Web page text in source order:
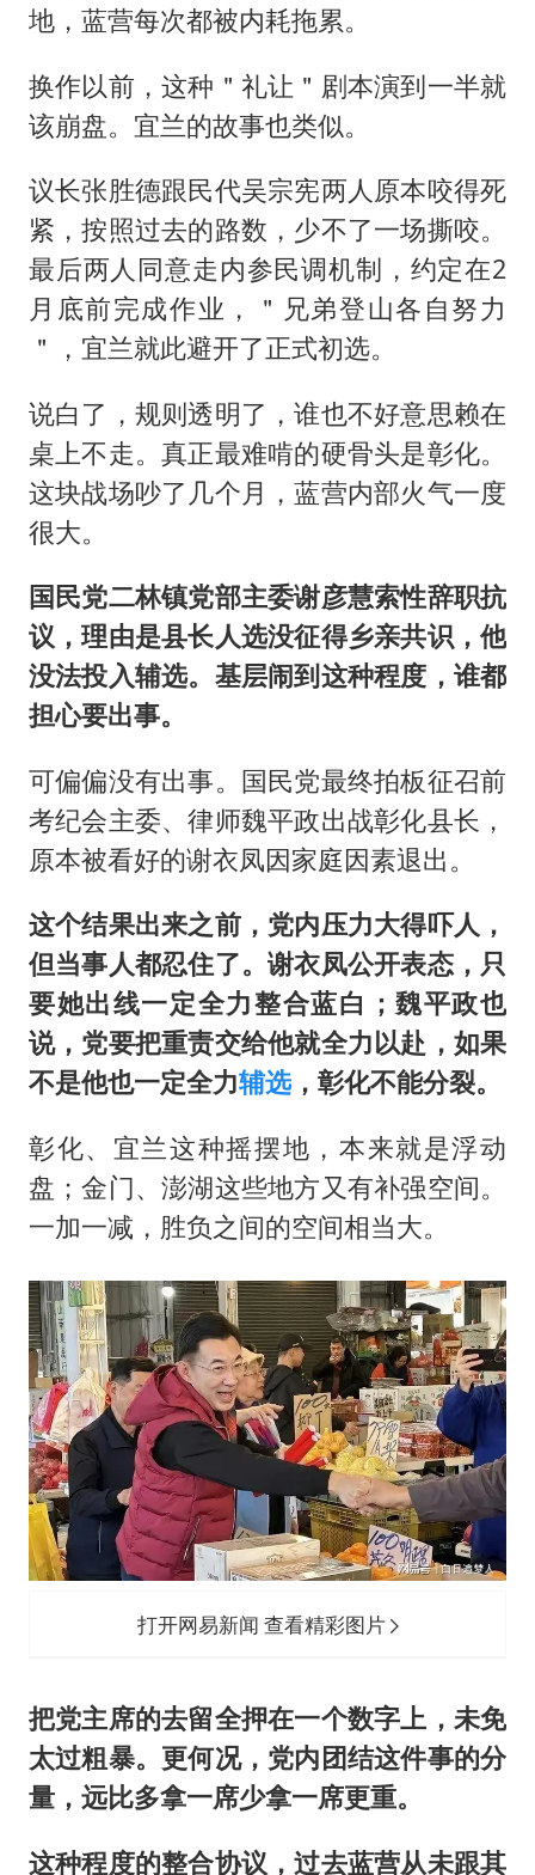
地，蓝营每次都被内耗拖累。
换作以前，这种＂礼让＂剧本演到一半就
该崩盘。宜兰的故事也类似。
议长张胜德跟民代吴宗宪两人原本咬得死
紧，按照过去的路数，少不了一场撕咬。
最后两人同意走内参民调机制，约定在2
月底前完成作业，＂兄弟登山各自努力
＂，宜兰就此避开了正式初选。
说白了，规则透明了，谁也不好意思赖在
桌上不走。真正最难啃的硬骨头是彰化。
这块战场吵了几个月，蓝营内部火气一度
很大。
国民党二林镇党部主委谢彦慧索性辞职抗
议，理由是县长人选没征得乡亲共识，他
没法投入辅选。基层闹到这种程度，谁都
担心要出事。
可偏偏没有出事。国民党最终拍板征召前
考纪会主委、律师魏平政出战彰化县长，
原本被看好的谢衣凤因家庭因素退出。
这个结果出来之前，党内压力大得吓人，
但当事人都忍住了。谢衣凤公开表态，只
要她出线一定全力整合蓝白；魏平政也
说，党要把重责交给他就全力以赴，如果
不是他也一定全力辅选，彰化不能分裂。
彰化、宜兰这种摇摆地，本来就是浮动
盘；金门、澎湖这些地方又有补强空间。
一加一减，胜负之间的空间相当大。
打开网易新闻 查看精彩图片
把党主席的去留全押在一个数字上，未免
太过粗暴。更何况，党内团结这件事的分
量，远比多拿一席少拿一席更重。
这种程度的整合协议，过去蓝营从未跟其